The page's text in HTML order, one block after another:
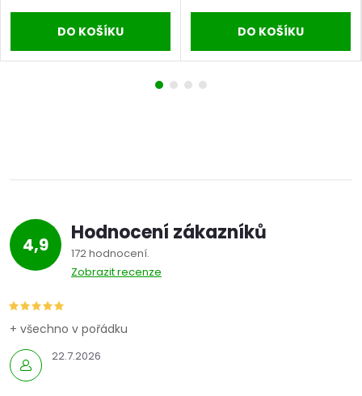
DO KOŠÍKU DO KOŠÍKU
4,9 Hodnocení zákazníků
172 hodnocení
Zobrazit recenze
22.7.2026
+ všechno v pořádku